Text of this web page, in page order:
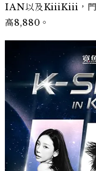
IAN以及KiiiKiii，門
高8,880。